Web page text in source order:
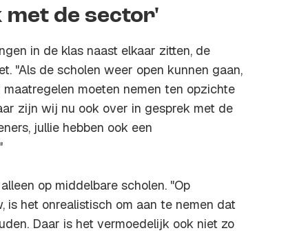
met de sector'
in de klas naast elkaar zitten, de
"Als de scholen weer open kunnen gaan,
moeten nemen ten opzichte
zijn wij nu ook over in gesprek met de
jullie hebben ook een
op middelbare scholen. "Op
is het onrealistisch om aan te nemen dat
Daar is het vermoedelijk ook niet zo